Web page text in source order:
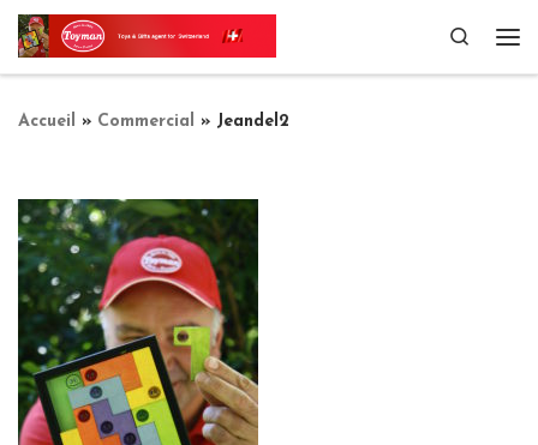
Passer au contenu
Search
Accueil » Commercial » Jeandel2